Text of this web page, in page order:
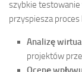
szybkie
przyspiesza
Analizę
projektów